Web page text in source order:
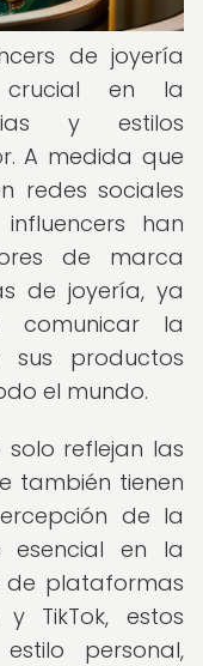
de joyería
crucial en la
y estilos
A medida que
redes sociales
han
de marca
de joyería, ya
la
productos
el mundo.
solo reflejan las
también tienen
de la
esencial en la
de plataformas
TikTok, estos
personal,